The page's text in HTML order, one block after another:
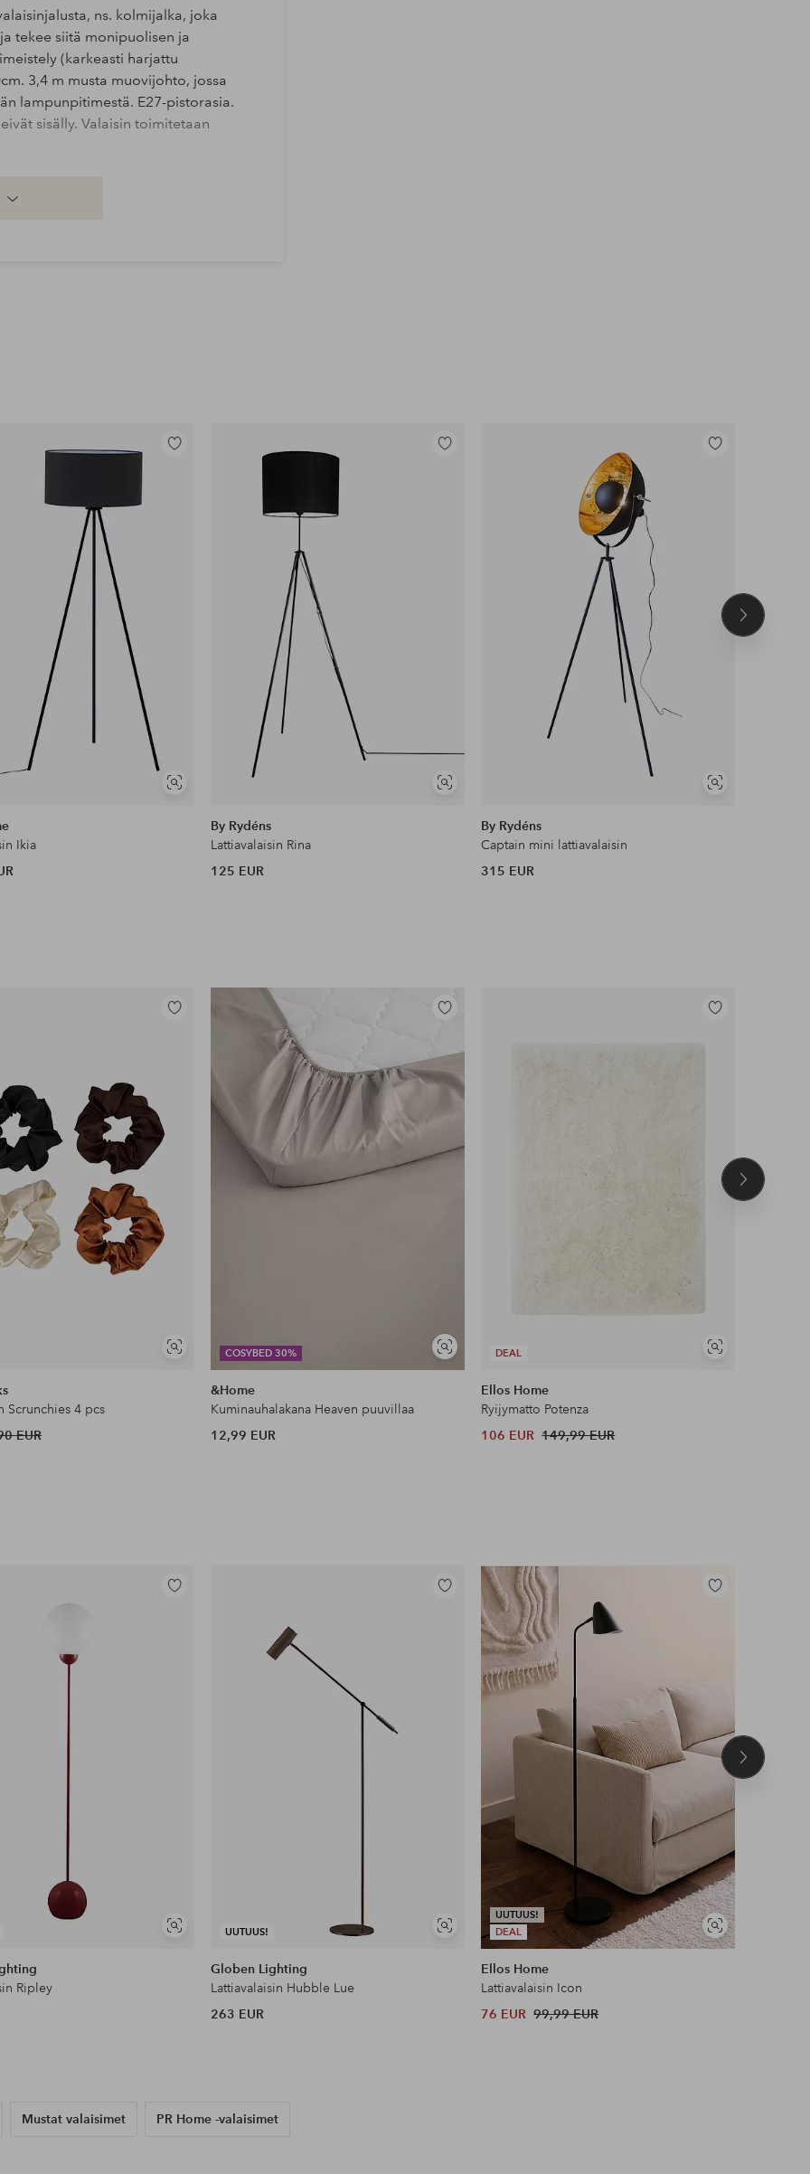
ns. kolmijalka, joka
tekee siitä monipuolisen ja
(karkeasti harjattu
3,4 m musta muovijohto, jossa
lampunpitimestä. E27-pistorasia.
sisälly. Valaisin toimitetaan
Näytä
Lisää
Ikia
Näytä
Lisää
By Rydéns
Lattiavalaisin Rina
125 EUR
Näytä
Lisää
By Rydéns
Captain mini lattiavalaisin
315 EUR
Seuraava
Näytä
samankaltaisia
Lisää
Scrunchies 4 pcs
EUR
COSYBED 30%
Näytä
samankaltaisia
Lisää
&Home
Kuminauhalakana Heaven puuvillaa
12,99 EUR
DEAL
Näytä
Lisää
Ellos Home
Ryijymatto Potenza
106 EUR 149,99 EUR
Seuraava
Näytä
Lisää
Ripley
UUTUUS!
Näytä
samankaltaisia
Lisää
suosikkeihin
Globen Lighting
Lattiavalaisin Hubble Lue
263 EUR
UUTUUS!
DEAL
Näytä
samankaltaisia
Lisää
Ellos Home
Lattiavalaisin Icon
76 EUR 99,99 EUR
Seuraava
Mustat valaisimet PR Home -valaisimet